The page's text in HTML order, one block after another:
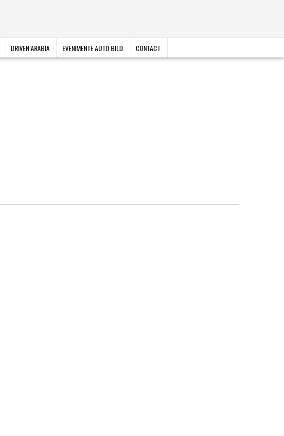
DRIVEN ARABIA EVENIMENTE AUTO BILD CONTACT